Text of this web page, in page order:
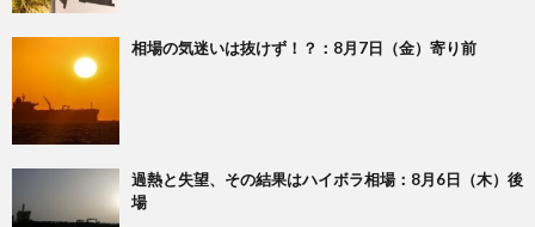
相場の気迷いは抜けず！？：8月7日（金）寄り前
過熱と失望、その結果はハイボラ相場：8月6日（木）後
場